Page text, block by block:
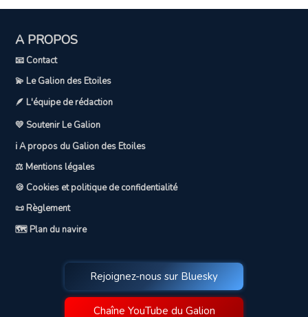
A PROPOS
📧 Contact
💫 Le Galion des Etoiles
🪶 L'équipe de rédaction
💛 Soutenir Le Galion
ℹ️ A propos du Galion des Etoiles
⚖️ Mentions légales
🍪 Cookies et politique de confidentialité
📜 Règlement
🗺️ Plan du navire
Rejoignez-nous sur Bluesky
Chaîne YouTube du Galion